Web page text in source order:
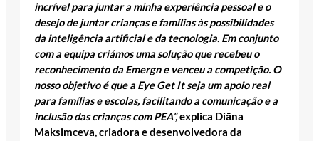
incrível para juntar a minha experiência pessoal e o
desejo de juntar crianças e famílias às possibilidades
da inteligência artificial e da tecnologia. Em conjunto
com a equipa criámos uma solução que recebeu o
reconhecimento da Emergn e venceu a competição. O
nosso objetivo é que a Eye Get It seja um apoio real
para famílias e escolas, facilitando a comunicação e a
inclusão das crianças com PEA”,explica Diāna
Maksimceva, criadora e desenvolvedora da